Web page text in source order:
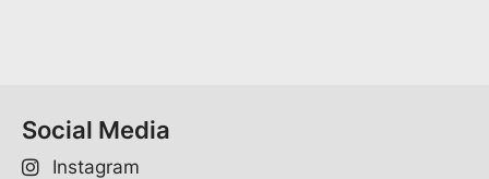
Social Media
Instagram